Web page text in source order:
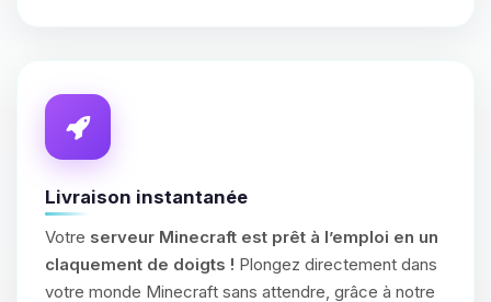
Livraison instantanée
Votre serveur Minecraft est prêt à l’emploi en un
claquement de doigts ! Plongez directement dans
votre monde Minecraft sans attendre, grâce à notre